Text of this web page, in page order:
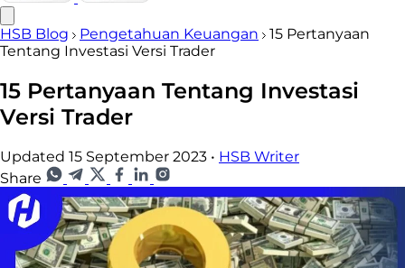
HSB Blog Pengetahuan Keuangan
15 Pertanyaan
Tentang Investasi Versi Trader
15 Pertanyaan Tentang Investasi
Versi Trader
Updated 15 September 2023 • HSB Writer
Share